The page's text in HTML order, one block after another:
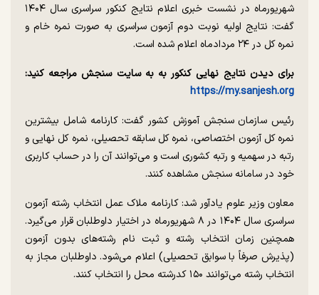
شهریورماه در نشست خبری اعلام نتایج کنکور سراسری سال ۱۴۰۴
گفت: نتایج اولیه نوبت دوم آزمون سراسری به صورت نمره خام و
نمره کل در ۲۴ مردادماه اعلام شده است.
برای دیدن نتایج نهایی کنکور به به سایت سنجش مراجعه کنید:
https://my.sanjesh.org
رئیس سازمان سنجش آموزش کشور گفت: کارنامه شامل بیشترین
نمره کل آزمون اختصاصی، نمره کل سابقه تحصیلی، نمره کل نهایی و
رتبه در سهمیه و رتبه کشوری است و می‌توانند آن را در حساب کاربری
خود در سامانه سنجش مشاهده کنند.
معاون وزیر علوم یادآور شد: کارنامه ملاک عمل انتخاب رشته آزمون
سراسری سال ۱۴۰۴ در ۸ شهریورماه در اختیار داوطلبان قرار می‌گیرد.
همچنین زمان انتخاب رشته و ثبت نام رشته‌های بدون آزمون
(پذیرش صرفاً با سوابق تحصیلی) اعلام می‌شود. داوطلبان مجاز به
انتخاب رشته می‌توانند ۱۵۰ کدرشته محل را انتخاب کنند.